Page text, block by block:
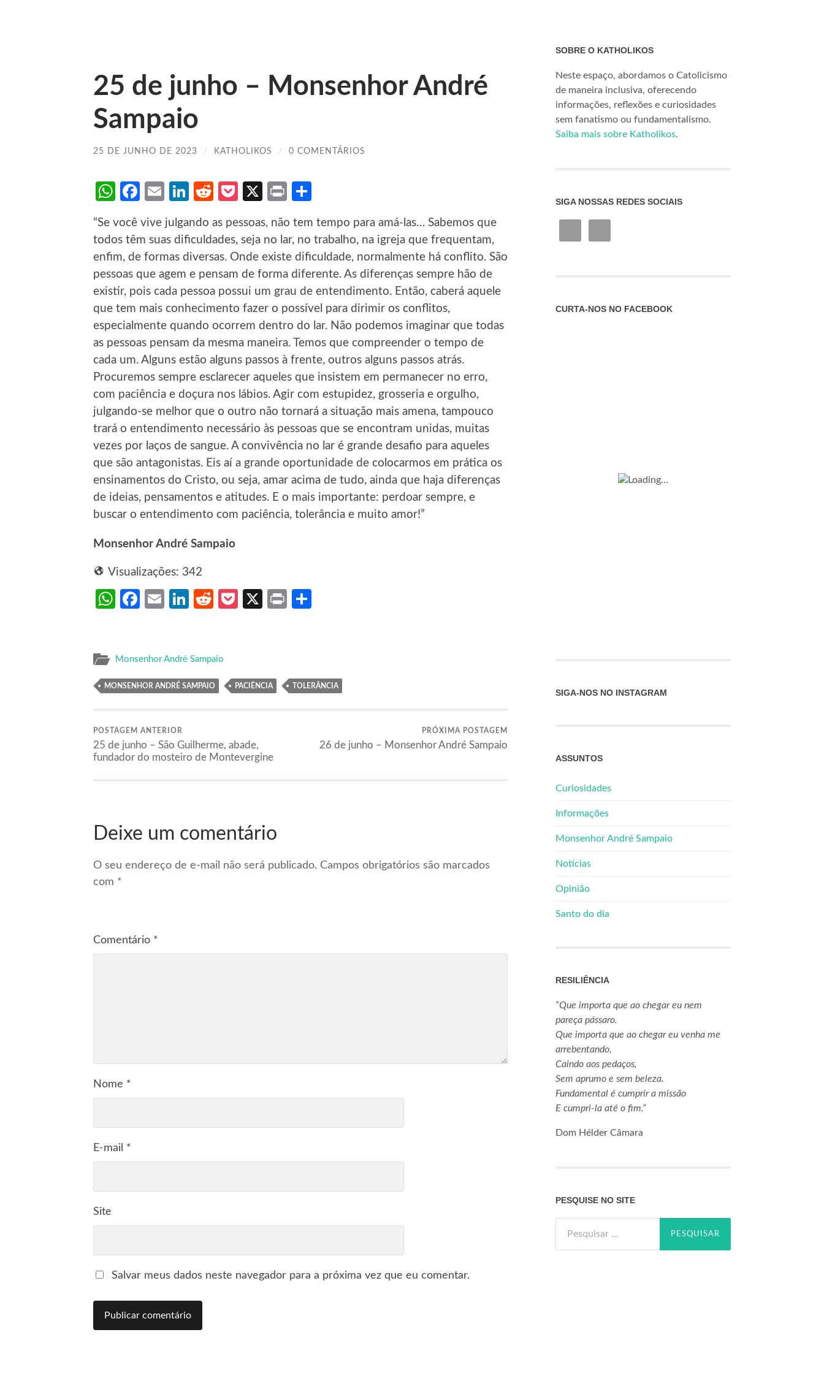
25 de junho – Monsenhor André
Sampaio
25 DE JUNHO DE 2023 / KATHOLIKOS / 0 COMENTÁRIOS
WhatsApp
Facebook
EmailLinkedIn
RedditPocket
X Print
“Se você vive julgando as pessoas, não tem tempo para amá-las… Sabemos que
todos têm suas dificuldades, seja no lar, no trabalho, na igreja que frequentam,
enfim, de formas diversas. Onde existe dificuldade, normalmente há conflito. São
pessoas que agem e pensam de forma diferente. As diferenças sempre hão de
existir, pois cada pessoa possui um grau de entendimento. Então, caberá aquele
que tem mais conhecimento fazer o possível para dirimir os conflitos,
especialmente quando ocorrem dentro do lar. Não podemos imaginar que todas
as pessoas pensam da mesma maneira. Temos que compreender o tempo de
cada um. Alguns estão alguns passos à frente, outros alguns passos atrás.
Procuremos sempre esclarecer aqueles que insistem em permanecer no erro,
com paciência e doçura nos lábios. Agir com estupidez, grosseria e orgulho,
julgando-se melhor que o outro não tornará a situação mais amena, tampouco
trará o entendimento necessário às pessoas que se encontram unidas, muitas
vezes por laços de sangue. A convivência no lar é grande desafio para aqueles
que são antagonistas. Eis aí a grande oportunidade de colocarmos em prática os
ensinamentos do Cristo, ou seja, amar acima de tudo, ainda que haja diferenças
de ideias, pensamentos e atitudes. E o mais importante: perdoar sempre, e
buscar o entendimento com paciência, tolerância e muito amor!”
Monsenhor André Sampaio
Visualizações: 342
WhatsApp
Facebook
EmailLinkedIn
RedditPocket
X Print
Monsenhor André Sampaio
MONSENHOR ANDRÉ SAMPAIO PACIÊNCIA TOLERÂNCIA
POSTAGEM ANTERIOR
25 de junho – São Guilherme, abade,
fundador do mosteiro de Montevergine
PRÓXIMA POSTAGEM
26 de junho – Monsenhor André Sampaio
Deixe um comentário
O seu endereço de e-mail não será publicado. Campos obrigatórios são marcados
com *
Comentário *
Nome *
E-mail *
Site
Salvar meus dados neste navegador para a próxima vez que eu comentar.
SOBRE O KATHOLIKOS
Neste espaço, abordamos o Catolicismo
de maneira inclusiva, oferecendo
informações, reflexões e curiosidades
sem fanatismo ou fundamentalismo.
Saiba mais sobre Katholikos.
SIGA NOSSAS REDES SOCIAIS
CURTA-NOS NO FACEBOOK
SIGA-NOS NO INSTAGRAM
ASSUNTOS
Curiosidades
Informações
Monsenhor André Sampaio
Notícias
Opinião
Santo do dia
RESILIÊNCIA
“Que importa que ao chegar eu nem
pareça pássaro.
Que importa que ao chegar eu venha me
arrebentando,
Caindo aos pedaços,
Sem aprumo e sem beleza.
Fundamental é cumprir a missão
E cumpri-la até o fim.”
Dom Hélder Câmara
PESQUISE NO SITE
por: